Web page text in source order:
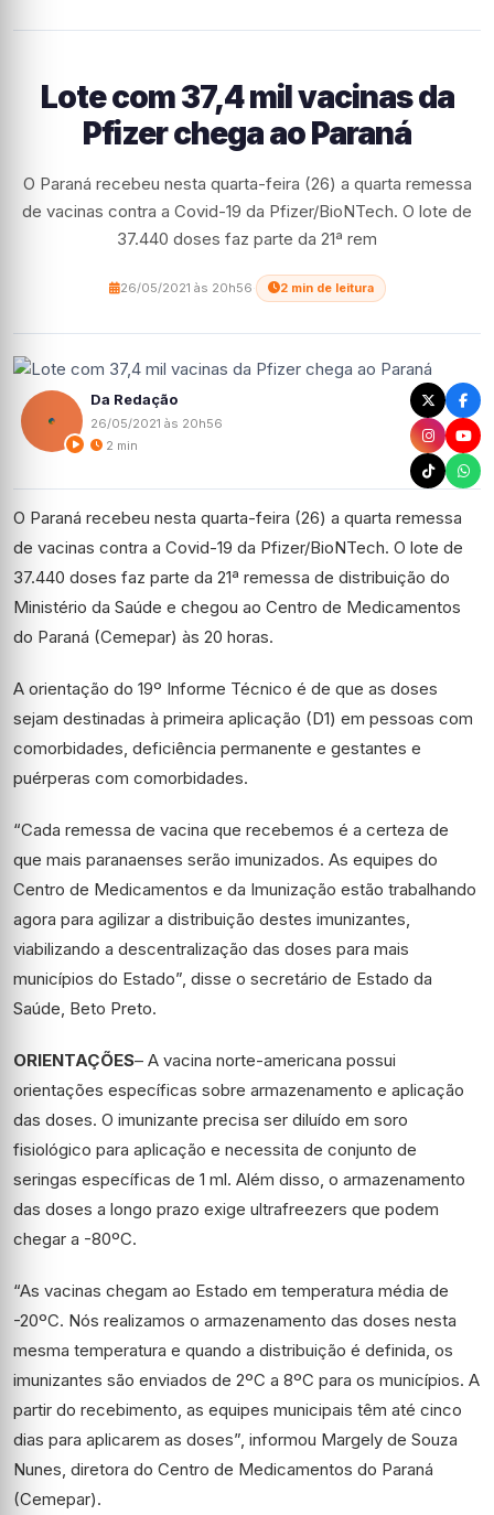
Lote com 37,4 mil vacinas da
Pfizer chega ao Paraná
O Paraná recebeu nesta quarta-feira (26) a quarta remessa
de vacinas contra a Covid-19 da Pfizer/BioNTech. O lote de
37.440 doses faz parte da 21ª rem
26/05/2021 às 20h56 2 min de leitura
Da Redação
26/05/2021 às 20h56
2 min
O Paraná recebeu nesta quarta-feira (26) a quarta remessa
de vacinas contra a Covid-19 da Pfizer/BioNTech. O lote de
37.440 doses faz parte da 21ª remessa de distribuição do
Ministério da Saúde e chegou ao Centro de Medicamentos
do Paraná (Cemepar) às 20 horas.
A orientação do 19º Informe Técnico é de que as doses
sejam destinadas à primeira aplicação (D1) em pessoas com
comorbidades, deficiência permanente e gestantes e
puérperas com comorbidades.
“Cada remessa de vacina que recebemos é a certeza de
que mais paranaenses serão imunizados. As equipes do
Centro de Medicamentos e da Imunização estão trabalhando
agora para agilizar a distribuição destes imunizantes,
viabilizando a descentralização das doses para mais
municípios do Estado”, disse o secretário de Estado da
Saúde, Beto Preto.
ORIENTAÇÕES– A vacina norte-americana possui
orientações específicas sobre armazenamento e aplicação
das doses. O imunizante precisa ser diluído em soro
fisiológico para aplicação e necessita de conjunto de
seringas específicas de 1 ml. Além disso, o armazenamento
das doses a longo prazo exige ultrafreezers que podem
chegar a -80ºC.
“As vacinas chegam ao Estado em temperatura média de
-20ºC. Nós realizamos o armazenamento das doses nesta
mesma temperatura e quando a distribuição é definida, os
imunizantes são enviados de 2ºC a 8ºC para os municípios. A
partir do recebimento, as equipes municipais têm até cinco
dias para aplicarem as doses”, informou Margely de Souza
Nunes, diretora do Centro de Medicamentos do Paraná
(Cemepar).